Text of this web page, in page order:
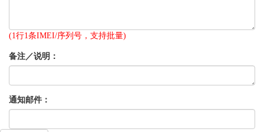
(1行1条IMEI/序列号，支持批量)
备注／说明：
通知邮件：